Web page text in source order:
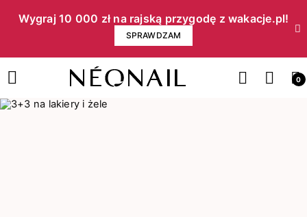
Wygraj 10 000 zł na rajską przygodę z wakacje.pl!​
SPRAWDZAM
0